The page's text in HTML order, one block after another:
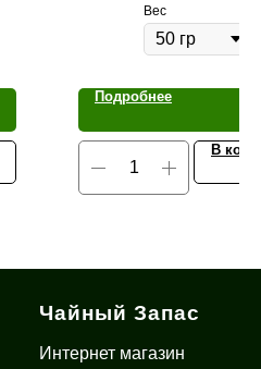
Вес
Подробнее
В
Чайный Запас
Интернет магазин